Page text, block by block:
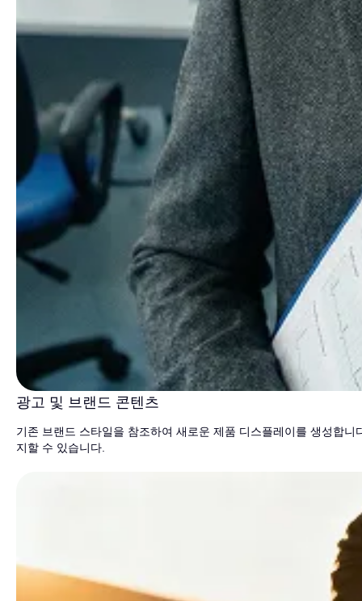
광고 및 브랜드 콘텐츠
기존 브랜드 스타일을 참조하여 새로운 제품 디스플레이를 생성합
지할 수 있습니다.